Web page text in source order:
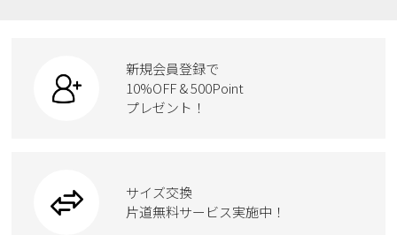
カジュアルシューズ
ワークシューズ
ウェア
ローファー
ブーツ
スクール
ボディバッグ
ハンドバッグ
トートバッグ
ケア用品
新規会員登録で
10%OFF & 500Point
プレゼント！
サイズ交換
片道無料サービス実施中！